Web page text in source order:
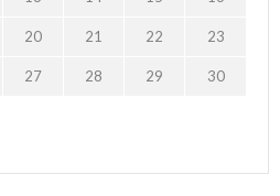
20 21 22 23
27 28 29 30